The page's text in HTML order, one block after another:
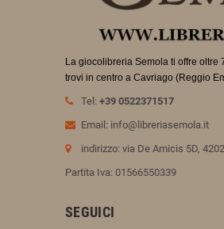
La giocolibreria Semola ti offre oltre
trovi in centro a Cavriago (Reggio
Tel: +39 0522371517
Email: info@libreriasemola.it
indirizzo: via De Amicis 5D,
Partita Iva: 01566550339
SEGUICI